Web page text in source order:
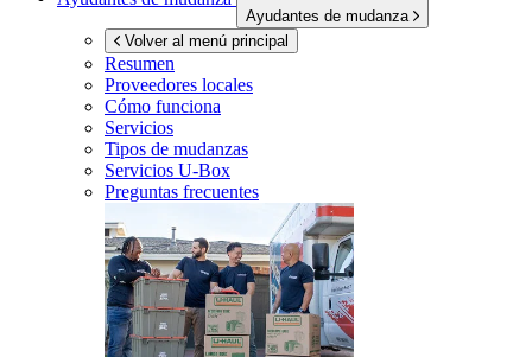
Ayudantes de mudanza
Volver al menú principal
Resumen
Proveedores locales
Cómo funciona
Servicios
Tipos de mudanzas
Servicios U-Box
Preguntas frecuentes